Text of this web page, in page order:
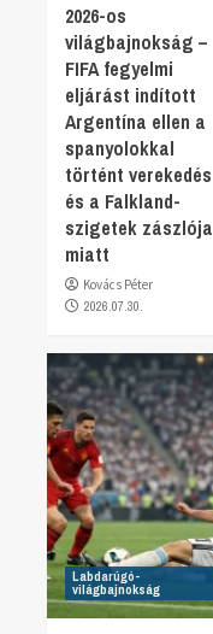
2026-os
világbajnokság –
FIFA fegyelmi
eljárást indított
Argentína ellen a
spanyolokkal
történt verekedés
és a Falkland-
szigetek zászlója
miatt
Kovács Péter
2026.07.30.
Labdarúgó-
világbajnokság